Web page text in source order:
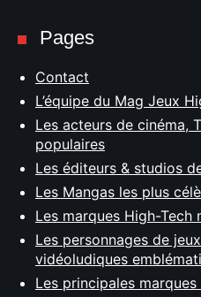
Pages
Contact
L’équipe du Mag Jeux
Les acteurs de cinéma,
populaires
Les éditeurs & studios
Les Mangas les plus
Les marques High-Tech
Les personnages de
vidéoludiques
Les principales